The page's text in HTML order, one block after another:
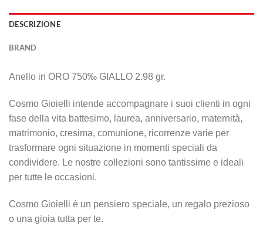
DESCRIZIONE
BRAND
Anello in ORO 750‰ GIALLO 2.98 gr.
Cosmo Gioielli intende accompagnare i suoi clienti in ogni
fase della vita battesimo, laurea, anniversario, maternità,
matrimonio, cresima, comunione, ricorrenze varie per
trasformare ogni situazione in momenti speciali da
condividere. Le nostre collezioni sono tantissime e ideali
per tutte le occasioni.
Cosmo Gioielli è un pensiero speciale, un regalo prezioso
o una gioia tutta per te.